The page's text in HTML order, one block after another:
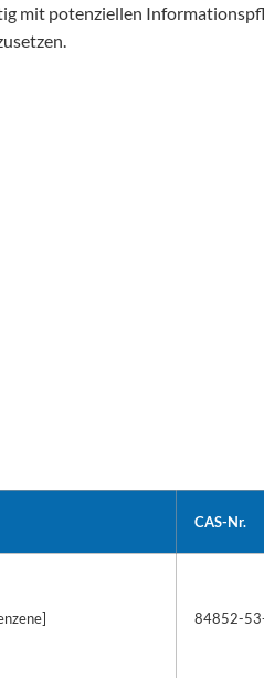
mit potenziellen
CAS-Nr.
84852-